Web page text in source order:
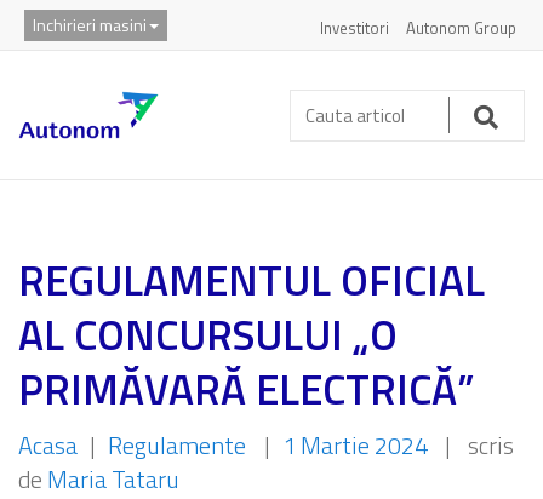
Inchirieri masini Investitori Autonom Group
Cauta
articol:
REGULAMENTUL OFICIAL
AL CONCURSULUI „O
PRIMĂVARĂ ELECTRICĂ”
Acasa | Regulamente | 1 Martie 2024 | scris
deMaria Tataru